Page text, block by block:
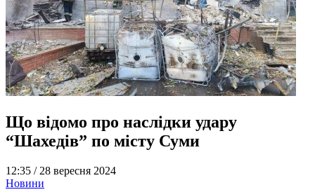
Що відомо про наслідки удару
“Шахедів” по місту Суми
12:35 / 28 вересня 2024
Новини